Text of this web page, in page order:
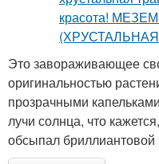
Это завораживающее
оригинальностью
прозрачными
лучи солнца, что
обсыпал бриллиантовой